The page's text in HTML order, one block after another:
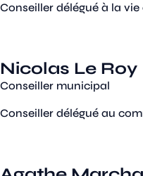
Conseiller délégué à la
Nicolas Le Roy
Conseiller municipal
Conseiller délégué au